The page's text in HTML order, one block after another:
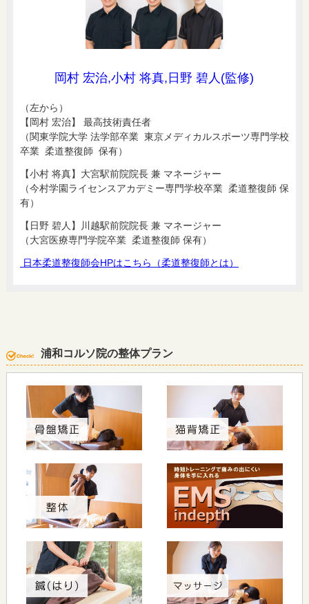
岡村 宏治,小村 将真,日野 碧人(監修)
（左から）
【岡村 宏治】 最高技術責任者
（関東学院大学 法学部卒業 東京メディカルスポーツ専門学校
卒業 柔道整復師 保有）
【小村 将真】大宮駅前院院長 兼 マネージャー
（今村学園ライセンスアカデミー専門学校卒業 柔道整復師 保
有）
【日野 碧人】川越駅前院院長 兼 マネージャー
（大宮医療専門学院卒業 柔道整復師 保有）
日本柔道整復師会HPはこちら（柔道整復師とは）
浦和コルソ院の整体プラン